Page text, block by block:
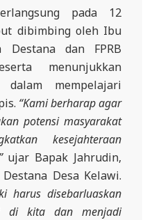
pada 12
dibimbing oleh Ibu
Destana dan FPRB
menunjukkan
mempelajari
“Kami berharap agar
potensi masyarakat
kesejahteraan
ujar Bapak Jahrudin,
Desa Kelawi.
harus disebarluaskan
di kita dan menjadi